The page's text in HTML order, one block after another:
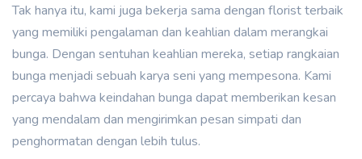
Tak hanya itu, kami juga bekerja sama dengan florist terbaik
yang memiliki pengalaman dan keahlian dalam merangkai
bunga. Dengan sentuhan keahlian mereka, setiap rangkaian
bunga menjadi sebuah karya seni yang mempesona. Kami
percaya bahwa keindahan bunga dapat memberikan kesan
yang mendalam dan mengirimkan pesan simpati dan
penghormatan dengan lebih tulus.